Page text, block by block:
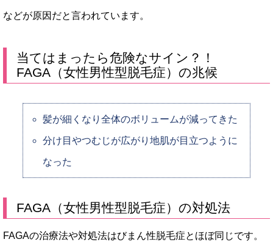
などが原因だと言われています。
当てはまったら危険なサイン？！
FAGA（女性男性型脱毛症）の兆候
髪が細くなり全体のボリュームが減ってきた
分け目やつむじが広がり地肌が目立つように
なった
FAGA（女性男性型脱毛症）の対処法
FAGAの治療法や対処法はびまん性脱毛症とほぼ同じです。